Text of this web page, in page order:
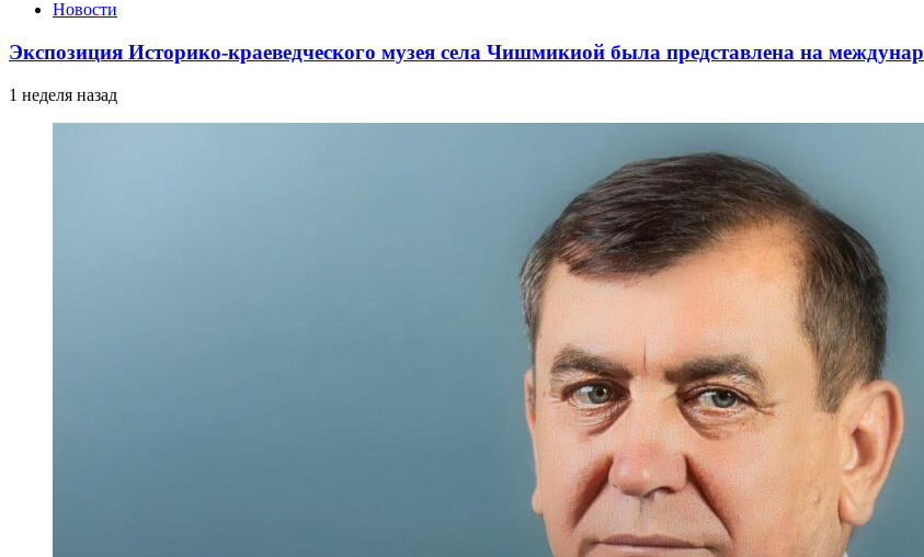
Новости
Экспозиция Историко-краеведческого музея села Чишмикиой была представлена на
1 неделя назад